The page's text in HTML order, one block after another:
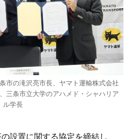
市の滝沢亮市長、ヤマト運輸株式会社
三条市立大学のアハメド・シャハリア
ル学長
設置に関する協定を締結し